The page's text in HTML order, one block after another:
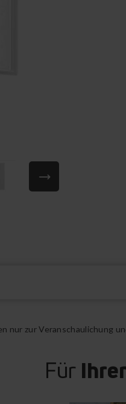
nur zur Veranschaulichung
Für